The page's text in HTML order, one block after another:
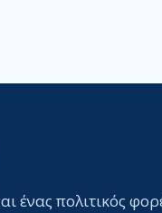
ένας πολιτικός